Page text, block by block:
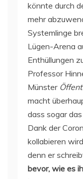
könnte durch
mehr
Systemlinge
Lügen-Arena
Enthüllungen
Professor
Münster
macht
dass sogar
Dank der
kollabieren
denn er
bevor, wie es